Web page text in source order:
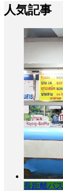
人気記事
長距離バス